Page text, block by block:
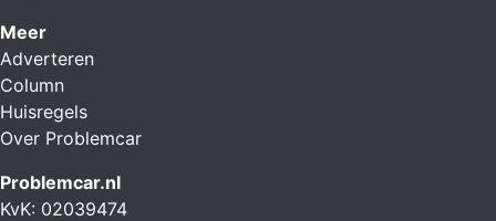
Meer
Adverteren
Column
Huisregels
Over Problemcar
Problemcar.nl
KvK: 02039474